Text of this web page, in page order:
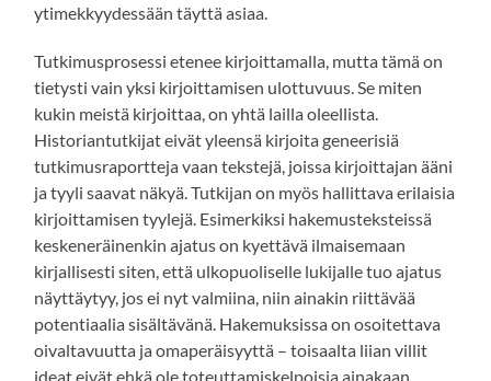
ytimekkyydessään täyttä asiaa.
Tutkimusprosessi etenee kirjoittamalla, mutta tämä on
tietysti vain yksi kirjoittamisen ulottuvuus. Se miten
kukin meistä kirjoittaa, on yhtä lailla oleellista.
Historiantutkijat eivät yleensä kirjoita geneerisiä
tutkimusraportteja vaan tekstejä, joissa kirjoittajan ääni
ja tyyli saavat näkyä. Tutkijan on myös hallittava erilaisia
kirjoittamisen tyylejä. Esimerkiksi hakemusteksteissä
keskeneräinenkin ajatus on kyettävä ilmaisemaan
kirjallisesti siten, että ulkopuoliselle lukijalle tuo ajatus
näyttäytyy, jos ei nyt valmiina, niin ainakin riittävää
potentiaalia sisältävänä. Hakemuksissa on osoitettava
oivaltavuutta ja omaperäisyyttä – toisaalta liian villit
ideat eivät ehkä ole toteuttamiskelpoisia ainakaan